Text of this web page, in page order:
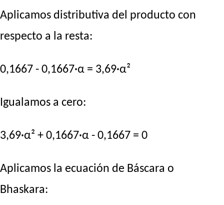
Aplicamos distributiva del producto con
respecto a la resta:
0,1667 - 0,1667·α = 3,69·α²
Igualamos a cero:
3,69·α² + 0,1667·α - 0,1667 = 0
Aplicamos la ecuación de Báscara o
Bhaskara: